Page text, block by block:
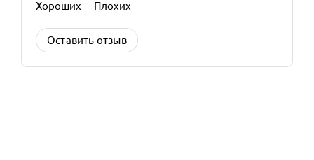
Хороших Плохих
Оставить отзыв